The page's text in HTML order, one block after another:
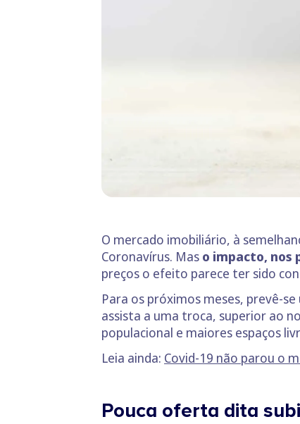
O mercado imobiliário, à
Coronavírus. Mas o impacto, nos
preços o efeito parece ter sido
Para os próximos meses, prevê-
assista a uma troca, superior ao
populacional e maiores espaços
Leia ainda: Covid-19 não parou o
Pouca oferta dita